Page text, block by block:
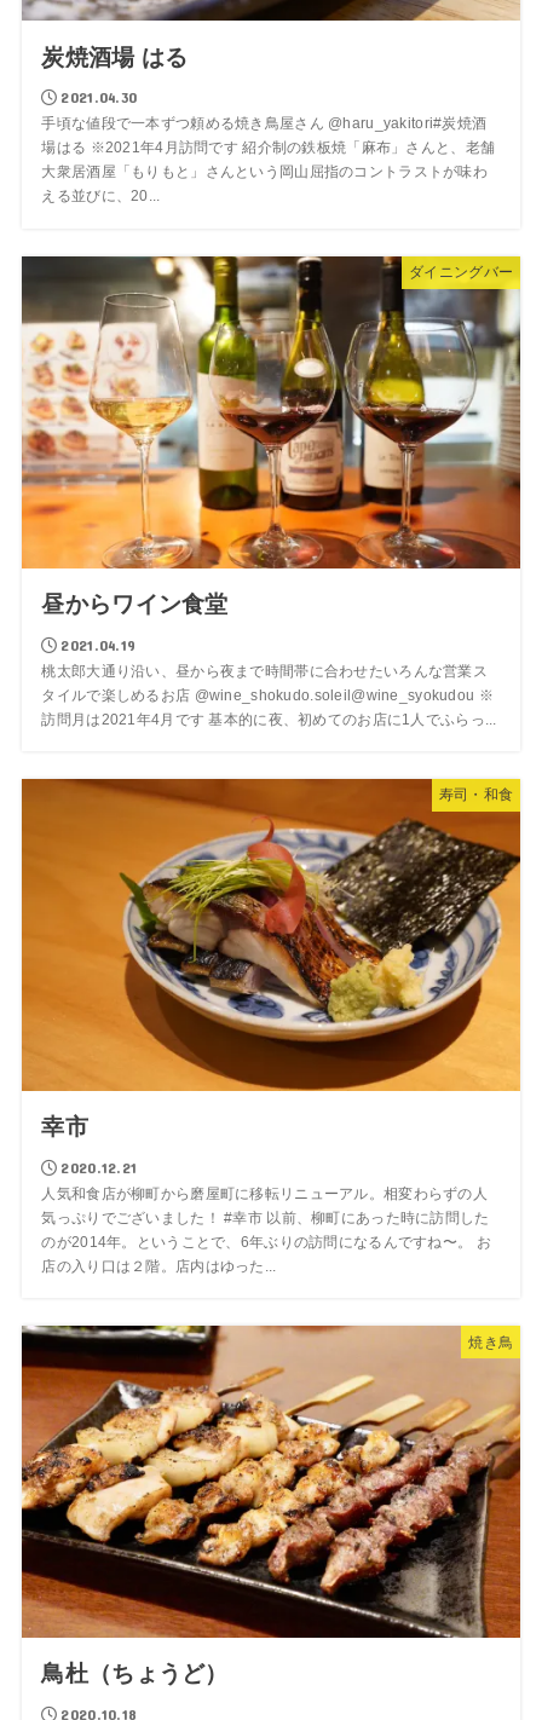
炭焼酒場 はる
2021.04.30
手頃な値段で一本ずつ頼める焼き鳥屋さん @haru_yakitori#炭焼酒
場はる ※2021年4月訪問です 紹介制の鉄板焼「麻布」さんと、老舗
大衆居酒屋「もりもと」さんという岡山屈指のコントラストが味わ
える並びに、20...
ダイニングバー
昼からワイン食堂
2021.04.19
桃太郎大通り沿い、昼から夜まで時間帯に合わせたいろんな営業ス
タイルで楽しめるお店 @wine_shokudo.soleil@wine_syokudou ※
訪問月は2021年4月です 基本的に夜、初めてのお店に1人でふらっ...
寿司・和食
幸市
2020.12.21
人気和食店が柳町から磨屋町に移転リニューアル。相変わらずの人
気っぷりでございました！ #幸市 以前、柳町にあった時に訪問した
のが2014年。ということで、6年ぶりの訪問になるんですね〜。 お
店の入り口は２階。店内はゆった...
焼き鳥
鳥杜（ちょうど）
2020.10.18